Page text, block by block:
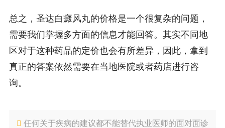
总之，圣达白癜风丸的价格是一个很复杂的问题，
需要我们掌握多方面的信息才能回答。其实不同地
区对于这种药品的定价也会有所差异，因此，拿到
真正的答案依然需要在当地医院或者药店进行咨
询。
任何关于疾病的建议都不能替代执业医师的面对面诊